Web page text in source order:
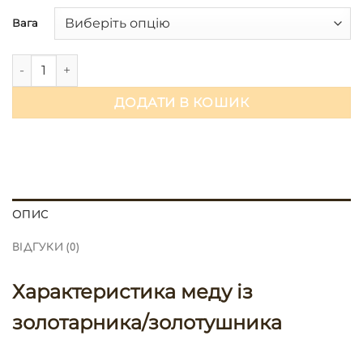
Вага
Мед із золотарника 2025 кількість
ДОДАТИ В КОШИК
ОПИС
ВІДГУКИ (0)
Характеристика меду із
золотарника/золотушника